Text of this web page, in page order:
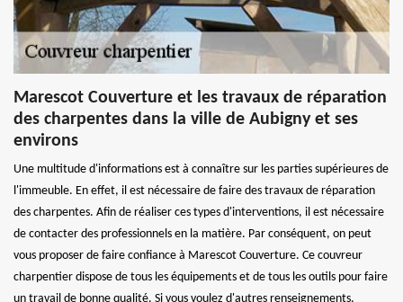
Marescot Couverture et les travaux de réparation
des charpentes dans la ville de Aubigny et ses
environs
Une multitude d'informations est à connaître sur les parties supérieures de
l'immeuble. En effet, il est nécessaire de faire des travaux de réparation
des charpentes. Afin de réaliser ces types d'interventions, il est nécessaire
de contacter des professionnels en la matière. Par conséquent, on peut
vous proposer de faire confiance à Marescot Couverture. Ce couvreur
charpentier dispose de tous les équipements et de tous les outils pour faire
un travail de bonne qualité. Si vous voulez d'autres renseignements,